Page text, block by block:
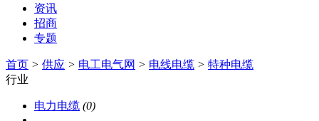
资讯
招商
专题
首页 > 供应 > 电工电气网 > 电线电缆 > 特种电缆
行业
电力电缆 (0)